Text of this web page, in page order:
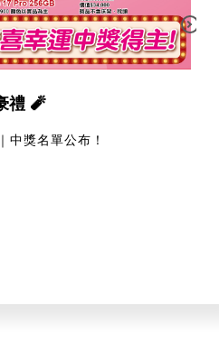
禮 🧨
中獎名單公布！